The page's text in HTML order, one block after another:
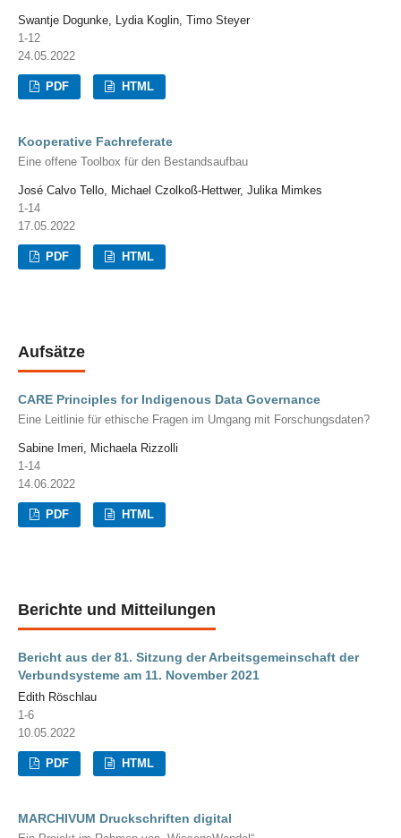
Swantje Dogunke, Lydia Koglin, Timo Steyer
1-12
24.05.2022
PDF HTML
Kooperative Fachreferate
Eine offene Toolbox für den Bestandsaufbau
José Calvo Tello, Michael Czolkoß-Hettwer, Julika Mimkes
1-14
17.05.2022
PDF HTML
Aufsätze
CARE Principles for Indigenous Data Governance
Eine Leitlinie für ethische Fragen im Umgang mit Forschungsdaten?
Sabine Imeri, Michaela Rizzolli
1-14
14.06.2022
PDF HTML
Berichte und Mitteilungen
Bericht aus der 81. Sitzung der Arbeitsgemeinschaft der
Verbundsysteme am 11. November 2021
Edith Röschlau
1-6
10.05.2022
PDF HTML
MARCHIVUM Druckschriften digital